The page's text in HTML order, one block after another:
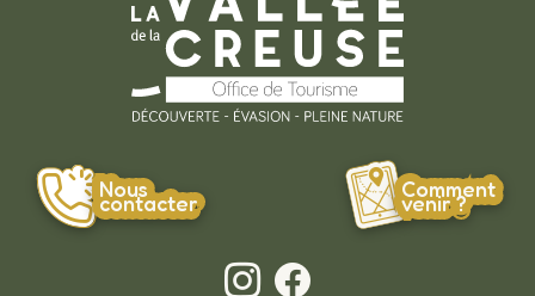
Nous
contacter
Comment
venir ?